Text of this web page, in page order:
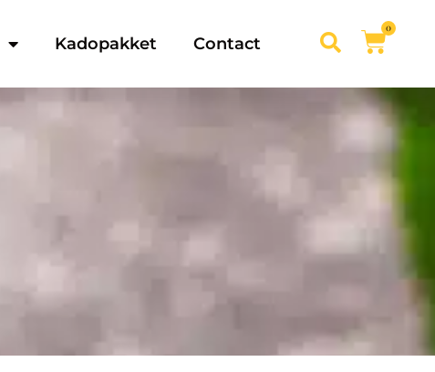
Kadopakket Contact
0